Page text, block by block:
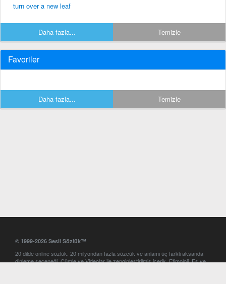
turn over a new leaf
Daha fazla... Temizle
Favoriler
Daha fazla... Temizle
© 1999-2026 Sesli Sözlük™
20 dilde online sözlük. 20 milyondan fazla sözcük ve anlamı üç farklı aksanda
dinleme seçeneği. Cümle ve Videolar ile zenginleştirilmiş içerik. Etimoloji, Eş ve